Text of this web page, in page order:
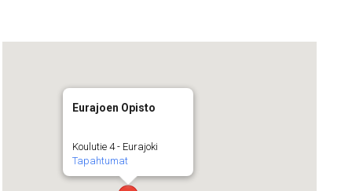
Eurajoen Opisto
Koulutie 4 - Eurajoki
Tapahtumat